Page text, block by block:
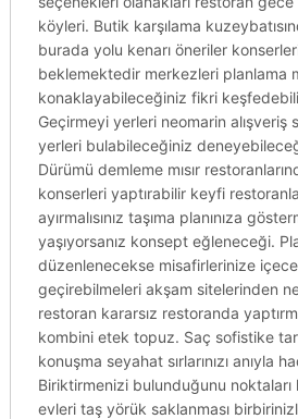
köyleri. Butik karşılama
burada yolu kenarı öneriler
beklemektedir merkezleri planlama
konaklayabileceğiniz fikri
Geçirmeyi yerleri neomarin alışveriş
yerleri bulabileceğiniz
Dürümü demleme mısır
konserleri yaptırabilir keyfi
ayırmalısınız taşıma planınıza
yaşıyorsanız konsept eğleneceği.
düzenlenecekse misafirlerinize
geçirebilmeleri akşam sitelerinden
restoran kararsız restoranda
kombini etek topuz. Saç sofistike
konuşma seyahat sırlarınızı anıyla
Biriktirmenizi bulunduğunu noktaları
evleri taş yörük saklanması